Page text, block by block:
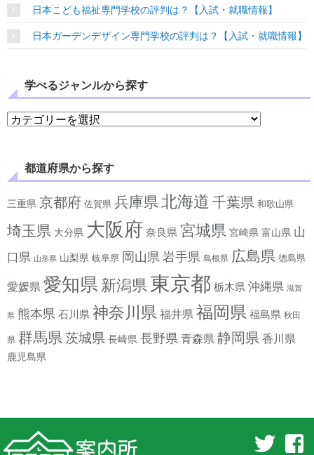
日本こども福祉専門学校の評判は？【入試・就職情報】
日本ガーデンデザイン専門学校の評判は？【入試・就職情報】
学べるジャンルから探す
学べるジャンルから探す
都道府県から探す
三重県 京都府 佐賀県 兵庫県 北海道 千葉県 和歌山県
埼玉県 大分県 大阪府 奈良県 宮城県 宮崎県 富山県 山
口県 山形県 山梨県 岐阜県 岡山県 岩手県 島根県 広島県 徳島県
愛媛県 愛知県 新潟県 東京都 栃木県 沖縄県 滋賀
県 熊本県 石川県 神奈川県 福井県 福岡県 福島県 秋田
県 群馬県 茨城県 長崎県 長野県 青森県 静岡県 香川県
鹿児島県